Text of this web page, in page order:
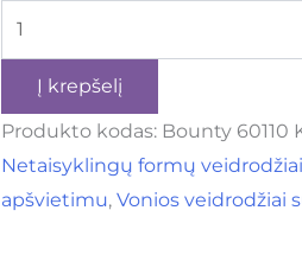
Į krepšelį
Produkto kodas: Bounty 60110
Netaisyklingų formų veidrodžiai
apšvietimu,Vonios veidrodžiai